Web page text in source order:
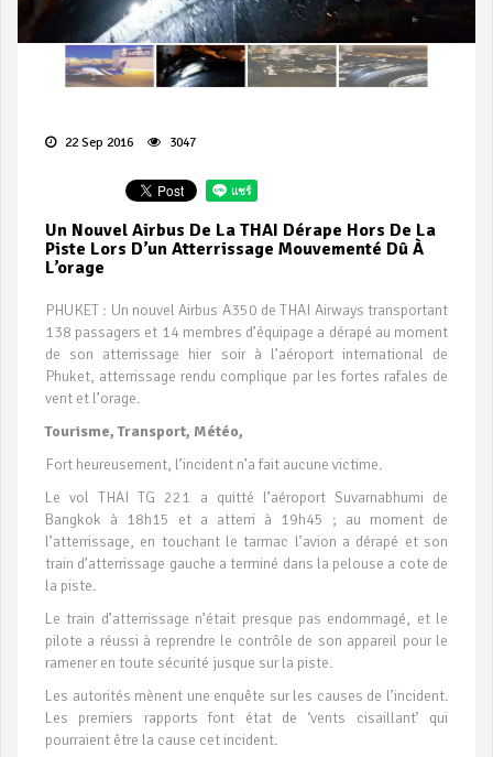
22 Sep 2016 3047
Un Nouvel Airbus De La THAI Dérape Hors De La
Piste Lors D’un Atterrissage Mouvementé Dû À
L’orage
PHUKET : Un nouvel Airbus A350 de THAI Airways transportant
138 passagers et 14 membres d’équipage a dérapé au moment
de son atterrissage hier soir à l’aéroport international de
Phuket, atterrissage rendu complique par les fortes rafales de
vent et l’orage.
Tourisme, Transport, Météo,
Fort heureusement, l’incident n’a fait aucune victime.
Le vol THAI TG 221 a quitté l’aéroport Suvarnabhumi de
Bangkok à 18h15 et a atterri à 19h45 ; au moment de
l’atterrissage, en touchant le tarmac l’avion a dérapé et son
train d’atterrissage gauche a terminé dans la pelouse a cote de
la piste.
Le train d’atterrissage n’était presque pas endommagé, et le
pilote a réussi à reprendre le contrôle de son appareil pour le
ramener en toute sécurité jusque sur la piste.
Les autorités mènent une enquête sur les causes de l’incident.
Les premiers rapports font état de ‘vents cisaillant’ qui
pourraient être la cause cet incident.